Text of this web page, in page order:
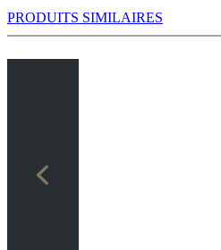
PRODUITS SIMILAIRES